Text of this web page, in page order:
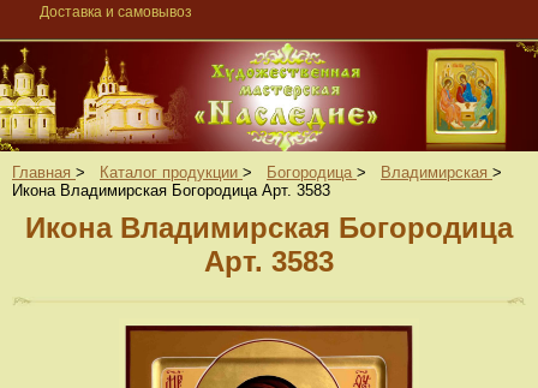
Доставка и самовывоз
Главная > Каталог продукции > Богородица > Владимирская >
Икона Владимирская Богородица Арт. 3583
Икона Владимирская Богородица
Арт. 3583